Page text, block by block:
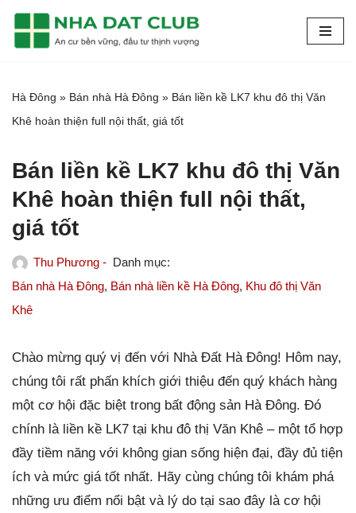
Chuyển
nội
dung
Hà Đông » Bán nhà Hà Đông » Bán liền kề LK7 khu đô thị Văn
Khê hoàn thiện full nội thất, giá tốt
Bán liền kề LK7 khu đô thị Văn
Khê hoàn thiện full nội thất,
giá tốt
Thu Phương -
Bán nhà Hà Đông, Bán nhà liền kề Hà Đông, Khu đô thị Văn
Khê
Chào mừng quý vị đến với Nhà Đất Hà Đông! Hôm nay,
chúng tôi rất phấn khích giới thiệu đến quý khách hàng
một cơ hội đặc biệt trong bất động sản Hà Đông. Đó
chính là liền kề LK7 tại khu đô thị Văn Khê – một tổ hợp
đầy tiềm năng với không gian sống hiện đại, đầy đủ tiện
ích và mức giá tốt nhất. Hãy cùng chúng tôi khám phá
những ưu điểm nổi bật và lý do tại sao đây là cơ hội